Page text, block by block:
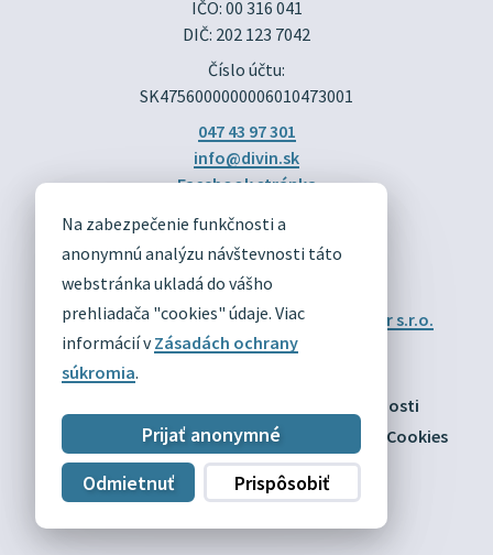
Na zabezpečenie funkčnosti a
anonymnú analýzu návštevnosti táto
webstránka ukladá do vášho
prehliadača "cookies" údaje. Viac
informácií vZásadách ochrany
súkromia.
Prijať anonymné
Odmietnuť
Prispôsobiť
DIVÍN
OFICIÁLNE STRÁNKY
Technický prevádzkovateľ:Alphabet partner s.r.o.
Správca obsahu:Obec Divín
Posledná aktualizácia:
Vyhlásenie o prístupnosti
Zásady ochrany osobných údajov
Nastaviť Cookies
IČO: 00 316 041
DIČ: 202 123 7042
Číslo účtu:
SK4756000000006010473001
047 43 97 301
info@divin.sk
Facebook stránka